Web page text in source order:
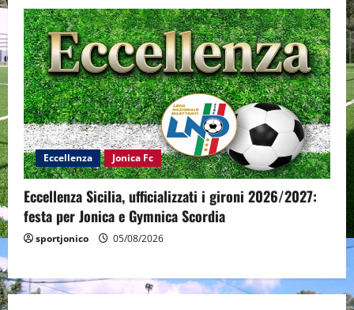
Eccellenza Jonica Fc
Eccellenza Sicilia, ufficializzati i gironi 2026/2027:
festa per Jonica e Gymnica Scordia
sportjonico 05/08/2026